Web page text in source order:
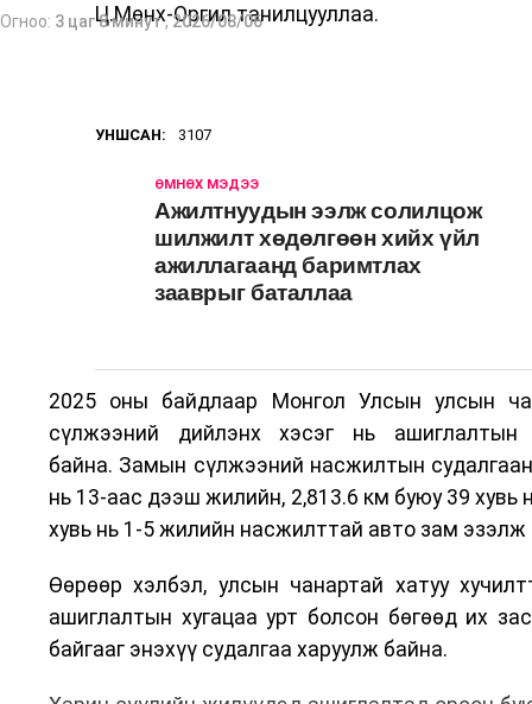
Ц.Мөнх-Оргил танилцууллаа.
УНШСАН: 3107
ӨМНӨХ МЭДЭЭ
Ажилтнуудын ээлж солилцож
шилжилт хөдөлгөөн хийх үйл
ажиллагаанд баримтлах
зааврыг баталлаа
Огноо: 3 цаг 8 минут, 2026/08/06
2025 оны байдлаар Монгол Улсын улсын
сүлжээний дийлэнх хэсэг нь ашиглалтын
байна. Замын сүлжээний насжилтын
нь 13-аас дээш жилийн, 2,813.6 км буюу 39 хувь
хувь нь 1-5 жилийн насжилттай авто зам эзэлж
Өөрөөр хэлбэл, улсын чанартай хатуу
ашиглалтын хугацаа урт болсон бөгөөд их
байгааг энэхүү судалгаа харуулж байна.